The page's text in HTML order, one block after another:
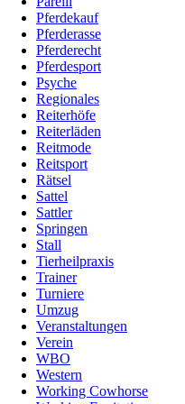
Pferdekauf
Pferderasse
Pferderecht
Pferdesport
Psyche
Regionales
Reiterhöfe
Reiterläden
Reitmode
Reitsport
Rätsel
Sattel
Sattler
Springen
Stall
Tierheilpraxis
Trainer
Turniere
Umzug
Veranstaltungen
Verein
WBO
Western
Working Cowhorse